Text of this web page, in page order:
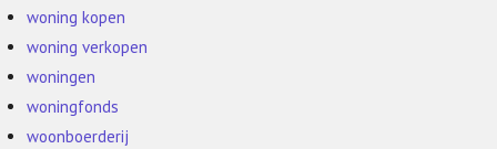
woning kopen
woning verkopen
woningen
woningfonds
woonboerderij